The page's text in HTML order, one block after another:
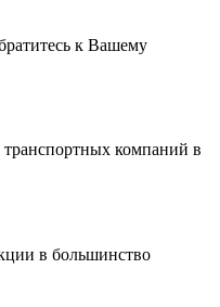
к Вашему
транспортных компаний в
в большинство